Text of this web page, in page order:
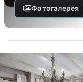
Фотогалерея